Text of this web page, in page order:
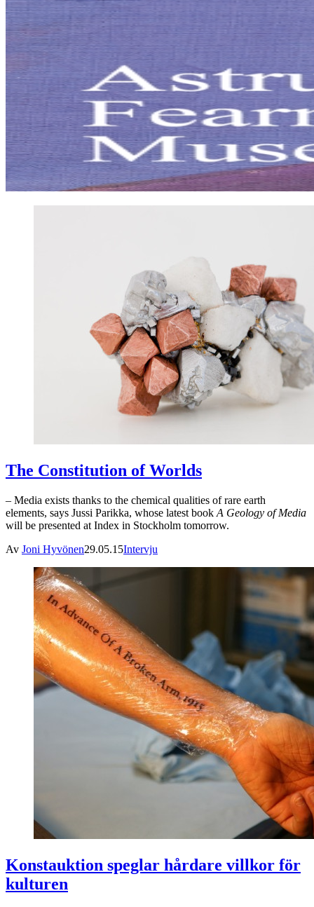
The Constitution of Worlds
– Media exists thanks to the chemical qualities of rare earth
elements, says Jussi Parikka, whose latest book A Geology of Media
will be presented at Index in Stockholm tomorrow.
Av Joni Hyvönen29.05.15Intervju
Konstauktion speglar hårdare villkor för
kulturen